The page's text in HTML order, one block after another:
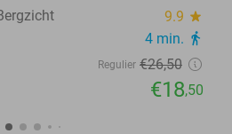
9.9 star
4 min. directions_walk
Regulier €26,50
€18,50